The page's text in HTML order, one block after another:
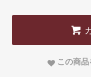
この商